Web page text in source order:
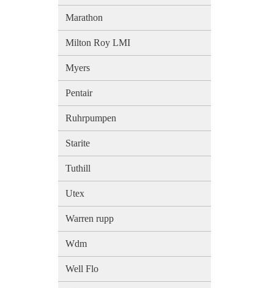
Marathon
Milton Roy LMI
Myers
Pentair
Ruhrpumpen
Starite
Tuthill
Utex
Warren rupp
Wdm
Well Flo